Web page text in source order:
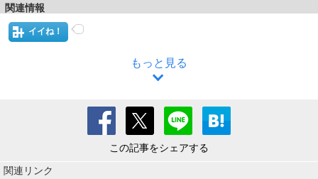
関連情報
イイね！
もっと見る
この記事をシェアする
関連リンク